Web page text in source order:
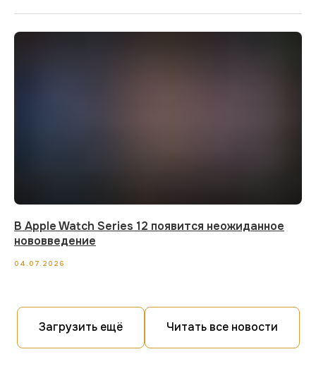
В Apple Watch Series 12 появится неожиданное
нововведение
04.07.2026
Загрузить ещё Читать все новости